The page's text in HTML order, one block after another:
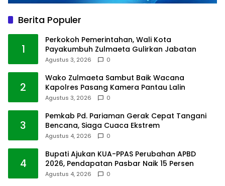
Berita Populer
1
Perkokoh Pemerintahan, Wali Kota
Payakumbuh Zulmaeta Gulirkan Jabatan
Agustus 3, 2026 0
2
Wako Zulmaeta Sambut Baik Wacana
Kapolres Pasang Kamera Pantau Lalin
Agustus 3, 2026 0
3
Pemkab Pd. Pariaman Gerak Cepat Tangani
Bencana, Siaga Cuaca Ekstrem
Agustus 4, 2026 0
4
Bupati Ajukan KUA-PPAS Perubahan APBD
2026, Pendapatan Pasbar Naik 15 Persen
Agustus 4, 2026 0